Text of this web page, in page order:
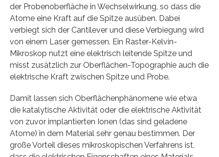
der Probenoberfläche in Wechselwirkung, so dass die
Atome eine Kraft auf die Spitze ausüben. Dabei
verbiegt sich der Cantilever und diese Verbiegung wird
von einem Laser gemessen. Ein Raster-Kelvin-
Mikroskop nutzt eine elektrisch leitende Spitze und
misst zusätzlich zur Oberflächen-Topographie auch die
elektrische Kraft zwischen Spitze und Probe.
Damit lassen sich Oberflächenphänomene wie etwa
die katalytische Aktivität oder die elektrische Aktivität
von zuvor implantierten Ionen (das sind geladene
Atome) in dem Material sehr genau bestimmen. Der
große Vorteil dieses mikroskopischen Verfahrens ist,